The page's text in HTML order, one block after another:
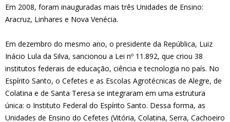
Em 2008, foram inauguradas mais três Unidades de Ensino:
Aracruz, Linhares e Nova Venécia.
Em dezembro do mesmo ano, o presidente da República, Luiz
Inácio Lula da Silva, sancionou a Lei nº 11.892, que criou 38
institutos federais de educação, ciência e tecnologia no país. No
Espírito Santo, o Cefetes e as Escolas Agrotécnicas de Alegre, de
Colatina e de Santa Teresa se integraram em uma estrutura
única: o Instituto Federal do Espírito Santo. Dessa forma, as
Unidades de Ensino do Cefetes (Vitória, Colatina, Serra, Cachoeiro